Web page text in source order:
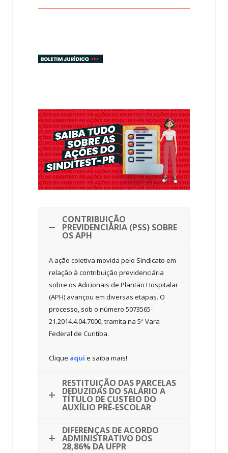
CONTRIBUIÇÃO
PREVIDENCIÁRIA (PSS) SOBRE
OS APH
A ação coletiva movida pelo Sindicato em
relação à contribuição previdenciária
sobre os Adicionais de Plantão Hospitalar
(APH) avançou em diversas etapas. O
processo, sob o número 5073565-
21.2014.4.04.7000, tramita na 5ª Vara
Federal de Curitiba.
Clique aqui e saiba mais!
RESTITUIÇÃO DAS PARCELAS
DEDUZIDAS DO SALÁRIO A
TÍTULO DE CUSTEIO DO
AUXÍLIO PRÉ-ESCOLAR
DIFERENÇAS DE ACORDO
ADMINISTRATIVO DOS
28,86% DA UFPR